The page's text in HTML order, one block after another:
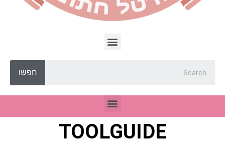
חפשו
TOOLGUIDE